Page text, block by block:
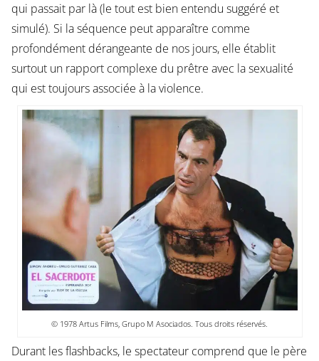
qui passait par là (le tout est bien entendu suggéré et
simulé). Si la séquence peut apparaître comme
profondément dérangeante de nos jours, elle établit
surtout un rapport complexe du prêtre avec la sexualité
qui est toujours associée à la violence.
© 1978 Artus Films, Grupo M Asociados. Tous droits réservés.
Durant les flashbacks, le spectateur comprend que le père